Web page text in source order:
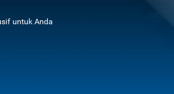
untuk Anda